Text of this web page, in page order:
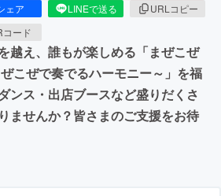
ェア LINEで送る
URLコピー
コード
越え、誰もが楽しめる「まぜこぜ
こぜで奏でるハーモニー～」を福
ンス・出店ブースなど盛りだくさ
ませんか？皆さまのご支援をお待